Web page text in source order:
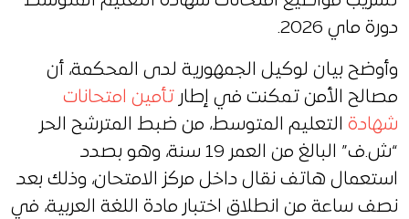
دورة ماي 2026.
وأوضح بيان لوكيل الجمهورية لدى المحكمة، أن
مصالح الأمن تمكنت في إطار تأمين امتحانات
شهادة التعليم المتوسط، من ضبط المترشح الحر
“ش.ف” البالغ من العمر 19 سنة، وهو بصدد
استعمال هاتف نقال داخل مركز الامتحان، وذلك بعد
نصف ساعة من انطلاق اختبار مادة اللغة العربية، في